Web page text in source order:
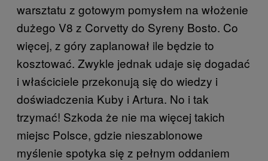
warsztatu z gotowym pomysłem na włożenie
dużego V8 z Corvetty do Syreny Bosto. Co
więcej, z góry zaplanował ile będzie to
kosztować. Zwykle jednak udaje się dogadać
i właściciele przekonują się do wiedzy i
doświadczenia Kuby i Artura. No i tak
trzymać! Szkoda że nie ma więcej takich
miejsc Polsce, gdzie nieszablonowe
myślenie spotyka się z pełnym oddaniem